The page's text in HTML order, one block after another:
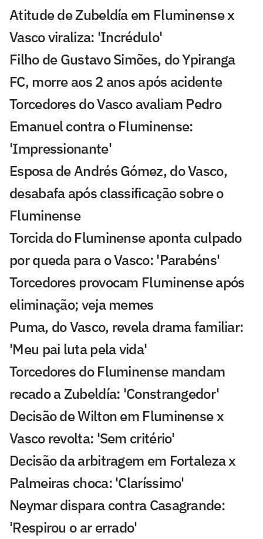
Atitude de Zubeldía em Fluminense x
Vasco viraliza: 'Incrédulo'
Filho de Gustavo Simões, do Ypiranga
FC, morre aos 2 anos após acidente
Torcedores do Vasco avaliam Pedro
Emanuel contra o Fluminense:
'Impressionante'
Esposa de Andrés Gómez, do Vasco,
desabafa após classificação sobre o
Fluminense
Torcida do Fluminense aponta culpado
por queda para o Vasco: 'Parabéns'
Torcedores provocam Fluminense após
eliminação; veja memes
Puma, do Vasco, revela drama familiar:
'Meu pai luta pela vida'
Torcedores do Fluminense mandam
recado a Zubeldía: 'Constrangedor'
Decisão de Wilton em Fluminense x
Vasco revolta: 'Sem critério'
Decisão da arbitragem em Fortaleza x
Palmeiras choca: 'Claríssimo'
Neymar dispara contra Casagrande:
'Respirou o ar errado'